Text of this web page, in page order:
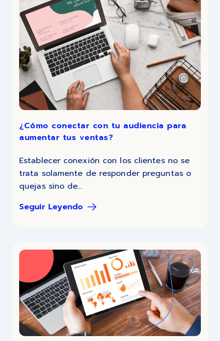
¿Cómo conectar con tu audiencia para
aumentar tus ventas?
Establecer conexión con los clientes no se
trata solamente de responder preguntas o
quejas sino de...
Seguir Leyendo